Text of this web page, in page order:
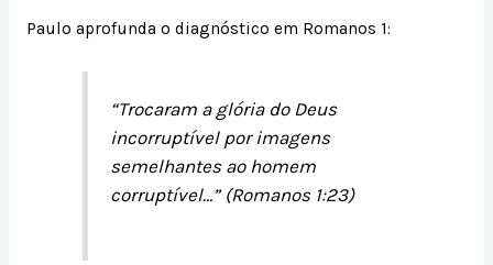
Paulo aprofunda o diagnóstico em Romanos 1:
“Trocaram a glória do Deus
incorruptível por imagens
semelhantes ao homem
corruptível…” (Romanos 1:23)